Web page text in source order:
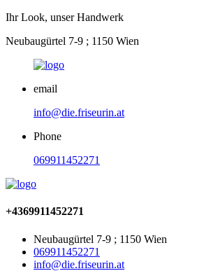
Ihr Look, unser Handwerk
Neubaugürtel 7-9 ; 1150 Wien
email
info@die.friseurin.at
Phone
069911452271
+4369911452271
Neubaugürtel 7-9 ; 1150 Wien
069911452271
info@die.friseurin.at